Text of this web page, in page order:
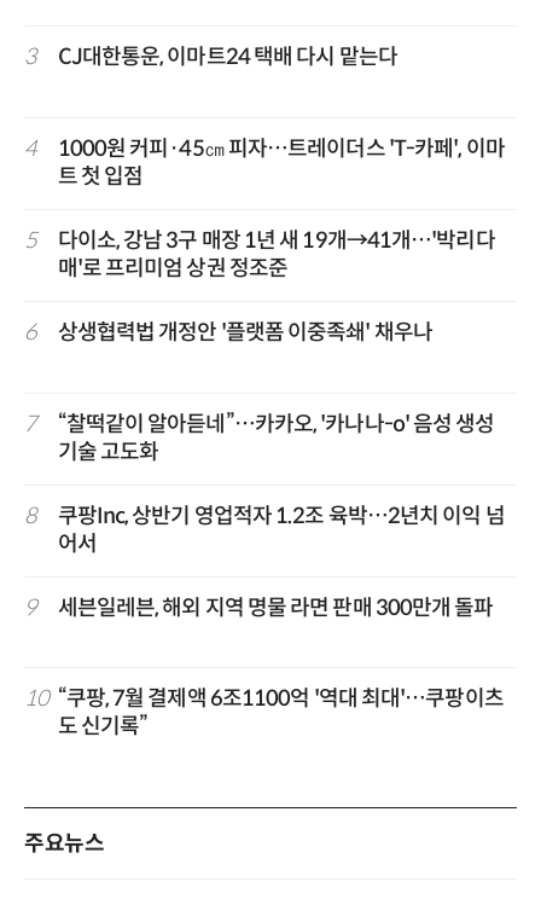
3 CJ대한통운, 이마트24 택배 다시 맡는다
4
1000원 커피·45㎝ 피자…트레이더스 'T-카페', 이마
트 첫 입점
5
다이소, 강남 3구 매장 1년 새 19개→41개…'박리다
매'로 프리미엄 상권 정조준
6 상생협력법 개정안 '플랫폼 이중족쇄' 채우나
7
“찰떡같이 알아듣네”…카카오, '카나나-o' 음성 생성
기술 고도화
8
쿠팡Inc, 상반기 영업적자 1.2조 육박…2년치 이익 넘
어서
9 세븐일레븐, 해외 지역 명물 라면 판매 300만개 돌파
10 “쿠팡, 7월 결제액 6조1100억 '역대 최대'…쿠팡이츠
도 신기록”
주요뉴스